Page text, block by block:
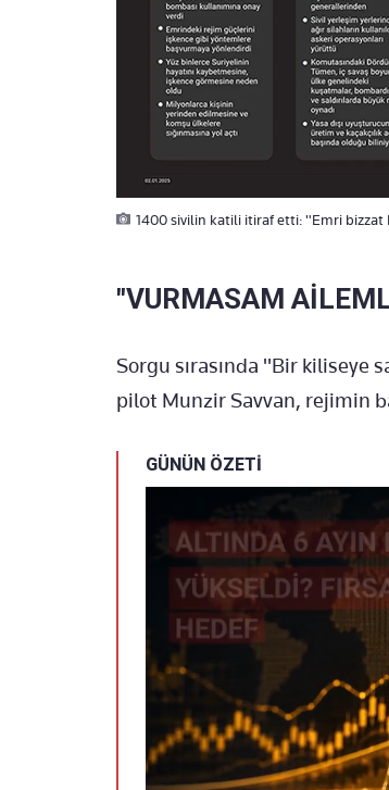
1400 sivilin katili itiraf etti: "Emri bizzat
"VURMASAM
Sorgu sırasında "Bir kiliseye
pilot Munzir Savvan, rejimin
GÜNÜN ÖZETİ